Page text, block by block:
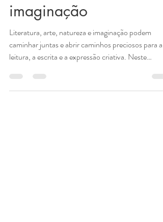
imaginação
Literatura, arte, natureza e imaginação podem
caminhar juntas e abrir caminhos preciosos para a
leitura, a escrita e a expressão criativa. Neste
jovens e todos os interessados em literatura a
embarcarem em uma viagem pela Chapada